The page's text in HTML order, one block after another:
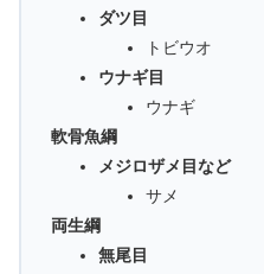
ダツ目
トビウオ
ウナギ目
ウナギ
軟骨魚綱
メジロザメ目など
サメ
両生綱
無尾目